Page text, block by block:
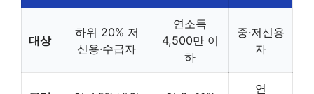
대상
하위 20% 저
신용·수급자
연소득
4,500만 이
하
중·저신용
자
연